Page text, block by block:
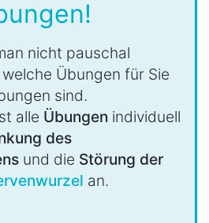
nicht pauschal
Übungen für Sie
sind.
alle Übungen individuell
des
und die Störung der
an.